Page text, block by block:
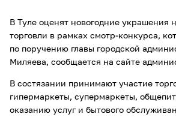
В Туле оценят новогодние украшения
торговли в рамках смотр-конкурса,
по поручению главы городской
Миляева, сообщается на сайте
В состязании принимают участие
гипермаркеты, супермаркеты,
оказанию услуг и бытового